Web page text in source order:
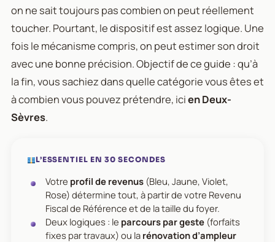
on ne sait toujours pas combien on peut réellement
toucher. Pourtant, le dispositif est assez logique. Une
fois le mécanisme compris, on peut estimer son droit
avec une bonne précision. Objectif de ce guide : qu’à
la fin, vous sachiez dans quelle catégorie vous êtes et
à combien vous pouvez prétendre, icien Deux-
Sèvres.
L’ESSENTIEL EN 30 SECONDES
Votre profil de revenus (Bleu, Jaune, Violet,
Rose) détermine tout, à partir de votre Revenu
Fiscal de Référence et de la taille du foyer.
Deux logiques : le parcours par geste (forfaits
fixes par travaux) ou la rénovation d’ampleur